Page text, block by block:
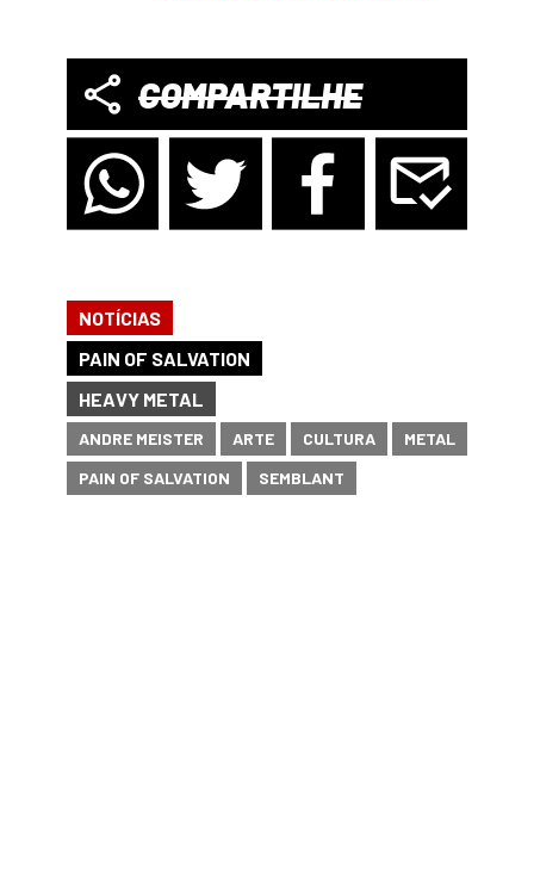
COMPARTILHE
NOTÍCIAS
PAIN OF SALVATION
HEAVY METAL
ANDRE MEISTER ARTE CULTURA
METAL
PAIN OF SALVATION
SEMBLANT